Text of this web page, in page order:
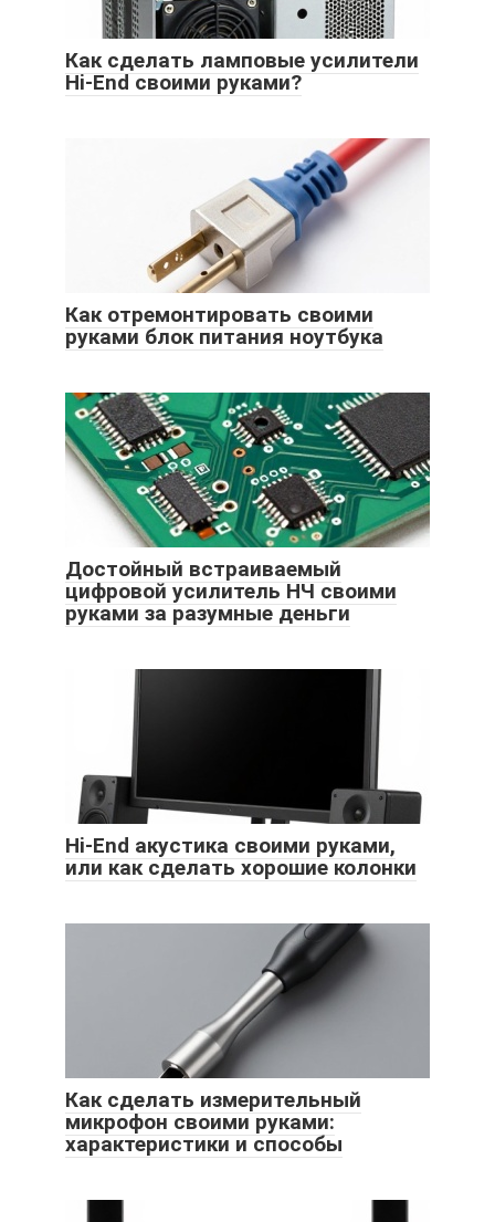
Как сделать ламповые усилители
Hi-End своими руками?
Как отремонтировать своими
руками блок питания ноутбука
Достойный встраиваемый
цифровой усилитель НЧ своими
руками за разумные деньги
Hi-End акустика своими руками,
или как сделать хорошие колонки
Как сделать измерительный
микрофон своими руками:
характеристики и способы